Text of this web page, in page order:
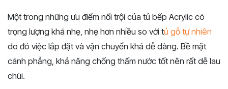
Một trong những ưu điểm nổi trội của tủ bếp Acrylic có
trọng lượng khá nhẹ, nhẹ hơn nhiều so với tủ gỗ tự nhiên
do đó việc lắp đặt và vận chuyển khá dễ dàng. Bề mặt
cánh phẳng, khả năng chống thấm nước tốt nên rất dễ lau
chùi.